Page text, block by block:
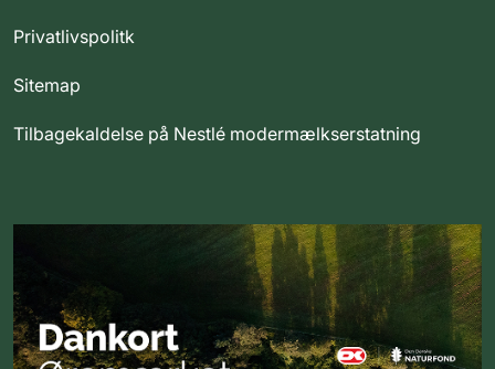
Privatlivspolitk
Sitemap
Tilbagekaldelse på Nestlé modermælkserstatning